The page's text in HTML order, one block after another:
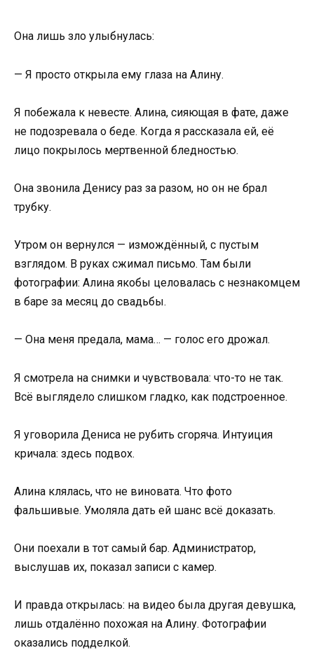
Она лишь зло улыбнулась:
— Я просто открыла ему глаза на Алину.
Я побежала к невесте. Алина, сияющая в фате, даже
не подозревала о беде. Когда я рассказала ей, её
лицо покрылось мертвенной бледностью.
Она звонила Денису раз за разом, но он не брал
трубку.
Утром он вернулся — измождённый, с пустым
взглядом. В руках сжимал письмо. Там были
фотографии: Алина якобы целовалась с незнакомцем
в баре за месяц до свадьбы.
— Она меня предала, мама… — голос его дрожал.
Я смотрела на снимки и чувствовала: что-то не так.
Всё выглядело слишком гладко, как подстроенное.
Я уговорила Дениса не рубить сгоряча. Интуиция
кричала: здесь подвох.
Алина клялась, что не виновата. Что фото
фальшивые. Умоляла дать ей шанс всё доказать.
Они поехали в тот самый бар. Администратор,
выслушав их, показал записи с камер.
И правда открылась: на видео была другая девушка,
лишь отдалённо похожая на Алину. Фотографии
оказались подделкой.